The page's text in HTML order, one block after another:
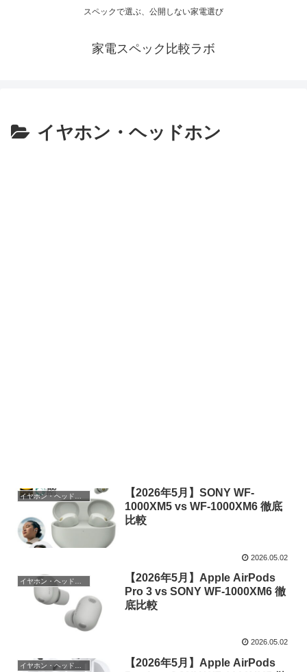
スペックで選ぶ、公開しない家電選び
家電スペック比較ラボ
イヤホン・ヘッドホン
【2026年5月】SONY WF-
1000XM5 vs WF-1000XM6 徹底
比較
2026.05.02
【2026年5月】Apple AirPods
Pro 3 vs SONY WF-1000XM6 徹
底比較
2026.05.02
イヤホン・ヘッドホン
【2026年5月】Apple AirPods